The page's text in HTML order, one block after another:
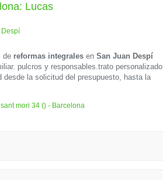
Lucas
Despí
de reformas integrales enSan Juan Despí
pulcros y responsables.trato personalizado
desde la solicitud del presupuesto, hasta la
mori 34 () - Barcelona